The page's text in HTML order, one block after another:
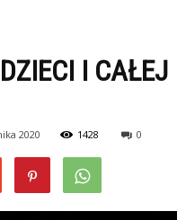
I CAŁEJ
2020 1428 0